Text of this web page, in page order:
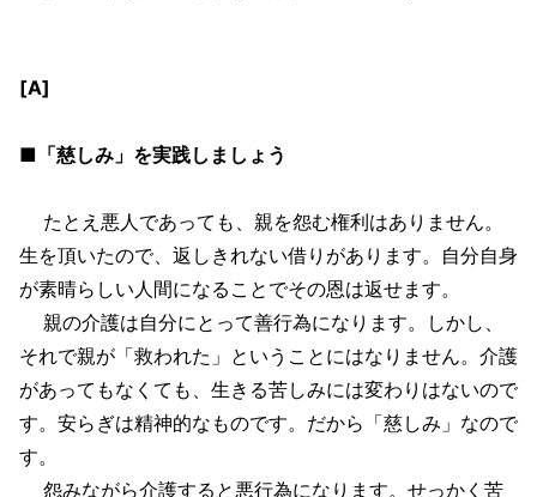
[A]
■「慈しみ」を実践しましょう
たとえ悪人であっても、親を怨む権利はありません。
生を頂いたので、返しきれない借りがあります。自分自身
が素晴らしい人間になることでその恩は返せます。
親の介護は自分にとって善行為になります。しかし、
それで親が「救われた」ということにはなりません。介護
があってもなくても、生きる苦しみには変わりはないので
す。安らぎは精神的なものです。だから「慈しみ」なので
す。
怨みながら介護すると悪行為になります。せっかく苦